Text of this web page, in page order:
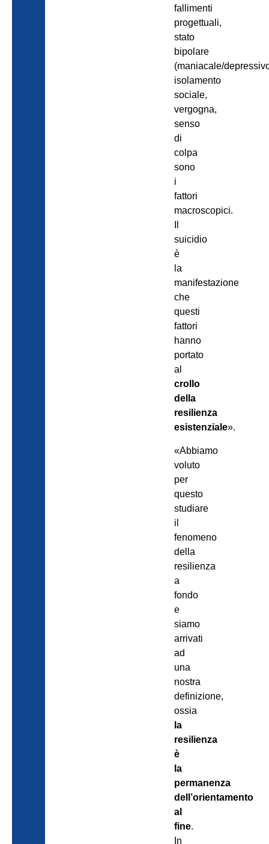
fallimenti
progettuali,
stato
bipolare
(maniacale/
isolamento
sociale,
vergogna,
senso
di
colpa
sono
i
fattori
macroscopici.
suicidio
è
la
manifestazione
che
questi
fattori
hanno
portato
al
crollo
della
resilienza
esistenziale».
«Abbiamo
voluto
per
questo
studiare
il
fenomeno
della
resilienza
a
fondo
e
siamo
arrivati
ad
una
nostra
definizione,
ossia
la
resilienza
è
la
permanenza
dell’orientamento
al
fine.
In